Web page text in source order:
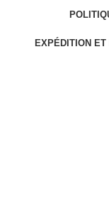
EXPÉDITION ET